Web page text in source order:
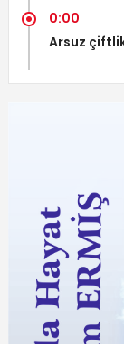
0:00
Arsuz